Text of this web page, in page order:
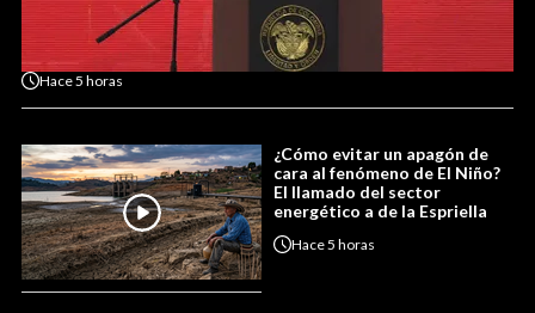
Hace5 horas
¿Cómo evitar un apagón de
cara al fenómeno de El Niño?
El llamado del sector
energético a de la Espriella
Hace5 horas